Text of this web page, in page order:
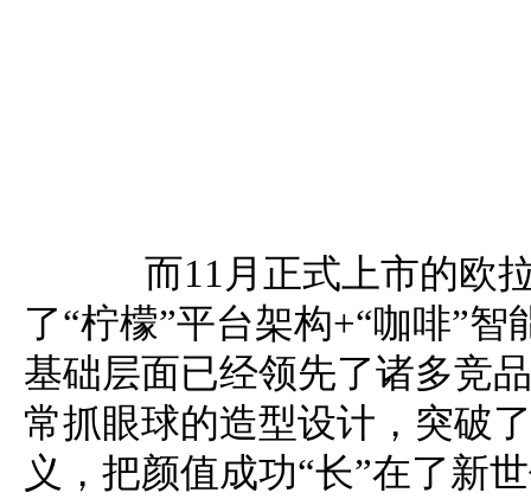
而11月正式上市的欧拉
了“柠檬”平台架构+“咖啡”
基础层面已经领先了诸多竞
常抓眼球的造型设计，突破
义，把颜值成功“长”在了新